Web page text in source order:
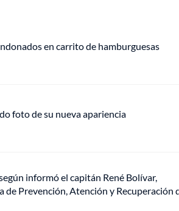
en carrito de hamburguesas
foto de su nueva apariencia
informó el capitán René Bolívar,
Prevención, Atención y Recuperación